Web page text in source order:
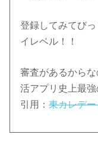
登録してみてび
イレベル！！
審査があるから
活アプリ史上最強
引用：東カレデ